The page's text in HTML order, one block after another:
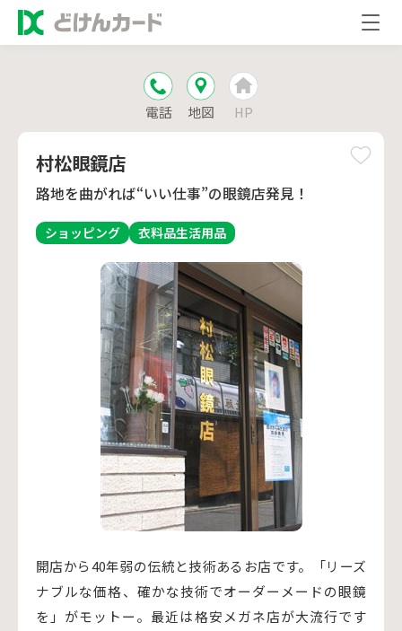
電話 地図 HP
村松眼鏡店
路地を曲がれば“いい仕事”の眼鏡店発見！
ショッピング 衣料品生活用品
開店から40年弱の伝統と技術あるお店です。「リーズ
ナブルな価格、確かな技術でオーダーメードの眼鏡
を」がモットー。最近は格安メガネ店が大流行です